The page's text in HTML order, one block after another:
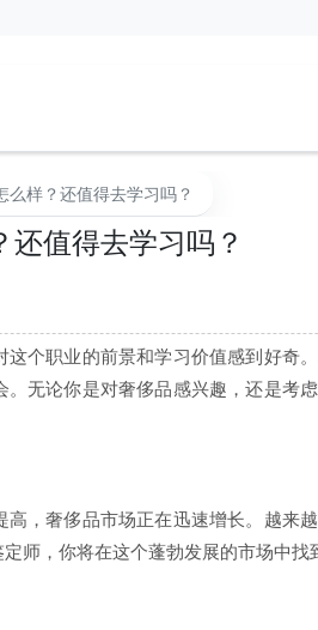
么样？还值得去学习吗？
值得去学习吗？
个职业的前景和学习价值感到好奇
无论你是对奢侈品感兴趣，还是考
，奢侈品市场正在迅速增长。越来
师，你将在这个蓬勃发展的市场中找